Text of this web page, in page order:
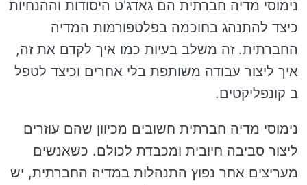
נימוסי מדיה חברתית הם גאדג'ט היסודות וההנחיות
כיצד להתנהג בחוכמה בפלטפורמות המדיה
החברתית. זה משלב בעיות כמו איך לקדם את זה,
איך ליצור עבודה משותפת בלי אחרים וכיצד לטפל
ב קונפליקטים.
נימוסי מדיה חברתית חשובים מכיוון שהם עוזרים
ליצור סביבה חיובית ומכבדת לכולם. כשאנשים
מעריצים אחר נפוץ התנהלות במדיה החברתית, יש